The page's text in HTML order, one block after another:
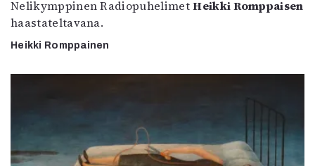
Nelikymppinen RadiopuhelimetHeikki Romppaisen
haastateltavana.
Heikki Romppainen